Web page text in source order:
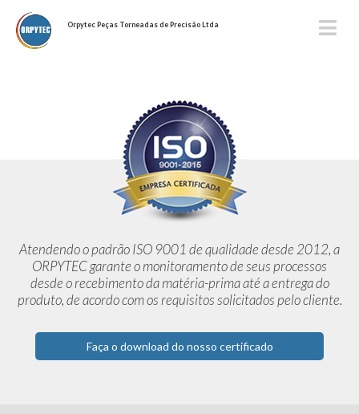
Orpytec Peças Torneadas de Precisão Ltda
Atendendo o padrão ISO 9001 de qualidade desde 2012,a
ORPYTEC garante o monitoramento de seus processos
desde orecebimento da matéria-prima até a entrega do
produto, de acordocom os requisitos solicitados pelo cliente.
Faça o download do nosso certificado